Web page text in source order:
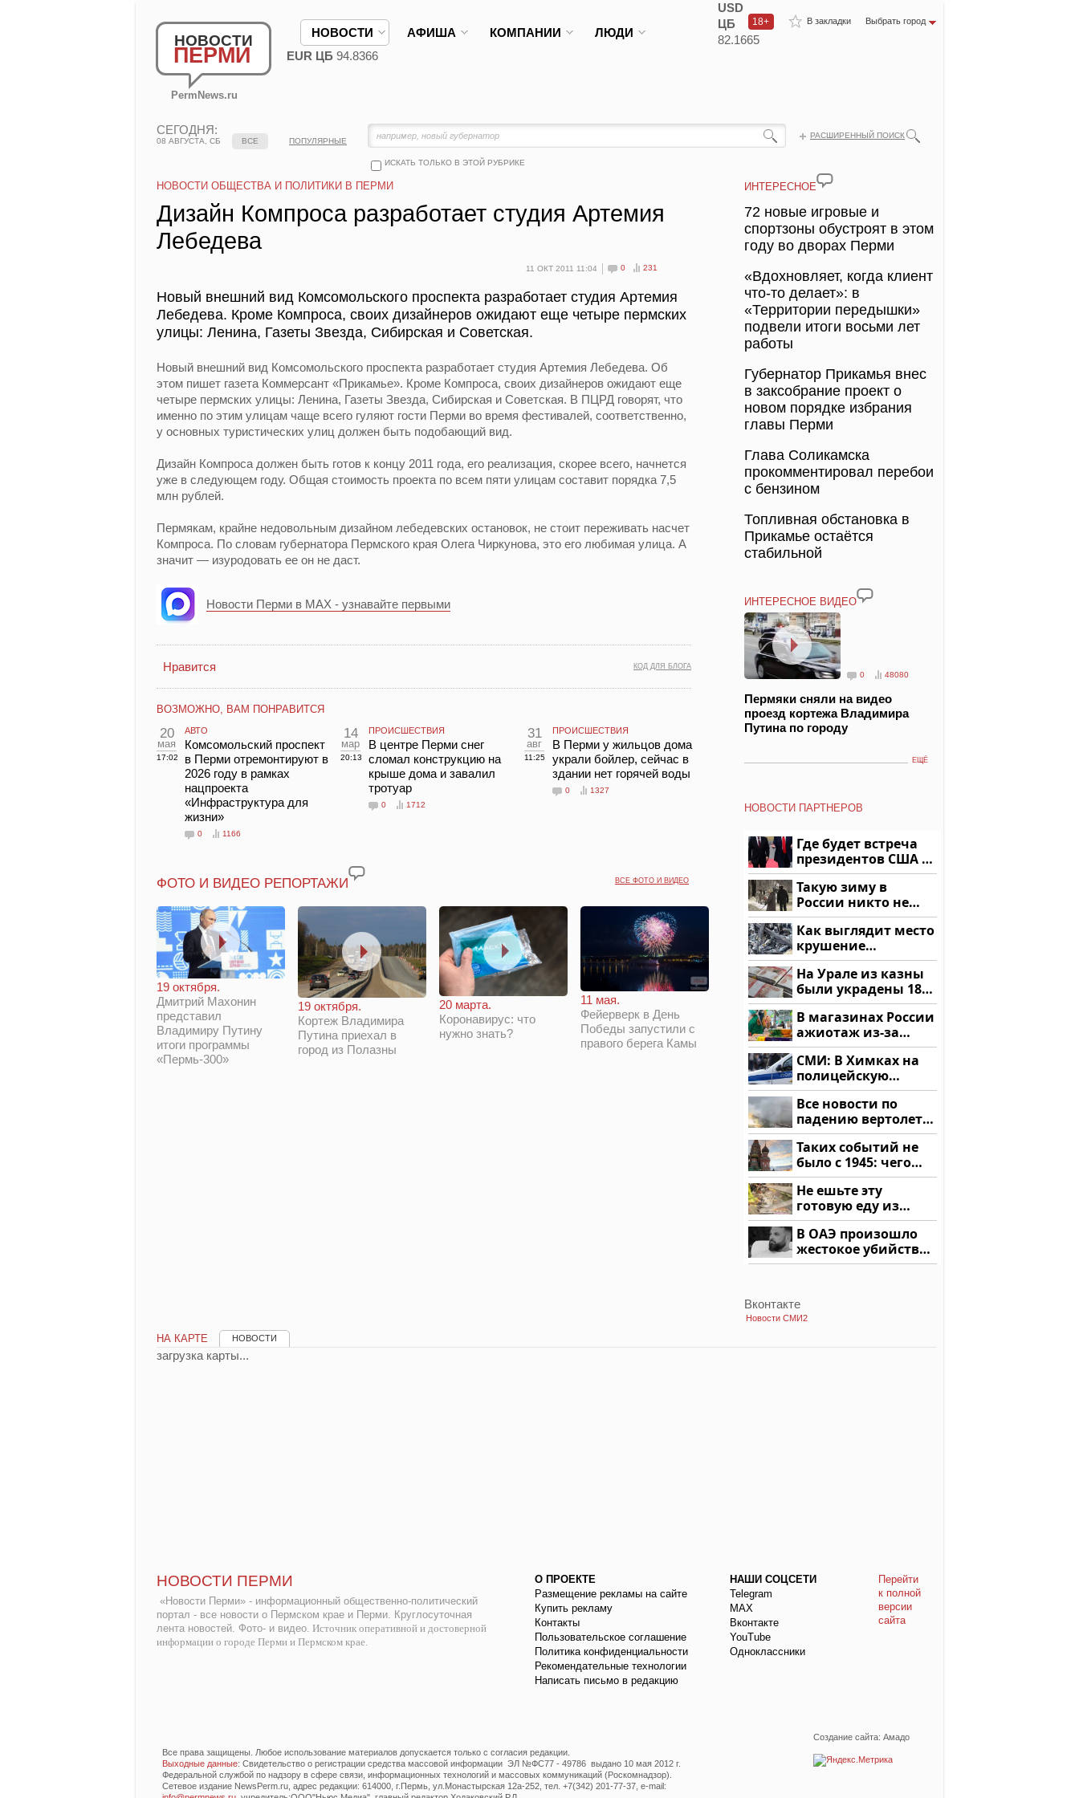
НОВОСТИ
ПЕРМИ
PermNews.ru
В закладки Выбрать город
18+
НОВОСТИ АФИША КОМПАНИИ ЛЮДИ
USD
ЦБ
82.1665
EUR ЦБ 94.8366
СЕГОДНЯ:
08 АВГУСТА, СБ
РАСШИРЕННЫЙ ПОИСК
ИСКАТЬ ТОЛЬКО В ЭТОЙ РУБРИКЕ
ВСЕ ПОПУЛЯРНЫЕ
НОВОСТИ ОБЩЕСТВА И ПОЛИТИКИ В ПЕРМИ
Дизайн Компроса разработает студия Артемия
Лебедева
11 ОКТ 2011 11:04 0 231
Новый внешний вид Комсомольского проспекта разработает студия Артемия
Лебедева. Кроме Компроса, своих дизайнеров ожидают еще четыре пермских
улицы: Ленина, Газеты Звезда, Сибирская и Советская.
Новый внешний вид Комсомольского проспекта разработает студия Артемия Лебедева. Об
этом пишет газета Коммерсант «Прикамье». Кроме Компроса, своих дизайнеров ожидают еще
четыре пермских улицы: Ленина, Газеты Звезда, Сибирская и Советская. В ПЦРД говорят, что
именно по этим улицам чаще всего гуляют гости Перми во время фестивалей, соответственно,
у основных туристических улиц должен быть подобающий вид.
Дизайн Компроса должен быть готов к концу 2011 года, его реализация, скорее всего, начнется
уже в следующем году. Общая стоимость проекта по всем пяти улицам составит порядка 7,5
млн рублей.
Пермякам, крайне недовольным дизайном лебедевских остановок, не стоит переживать насчет
Компроса. По словам губернатора Пермского края Олега Чиркунова, это его любимая улица. А
значит — изуродовать ее он не даст.
Новости Перми в MAX - узнавайте первыми
КОД ДЛЯ БЛОГА
Нравится
ВОЗМОЖНО, ВАМ ПОНРАВИТСЯ
20
мая
17:02
АВТО
Комсомольский проспект
в Перми отремонтируют в
2026 году в рамках
нацпроекта
«Инфраструктура для
жизни»
0 1166
14
мар
20:13
ПРОИСШЕСТВИЯ
В центре Перми снег
сломал конструкцию на
крыше дома и завалил
тротуар
0 1712
31
авг
11:25
ПРОИСШЕСТВИЯ
В Перми у жильцов дома
украли бойлер, сейчас в
здании нет горячей воды
0 1327
ВСЕ ФОТО И ВИДЕО
ФОТО И ВИДЕО РЕПОРТАЖИ
19 октября.
Дмитрий Махонин
представил
Владимиру Путину
итоги программы
«Пермь-300»
19 октября.
Кортеж Владимира
Путина приехал в
город из Полазны
20 марта.
Коронавирус: что
нужно знать?
11 мая.
Фейерверк в День
Победы запустили с
правого берега Камы
ИНТЕРЕСНОЕ
72 новые игровые и
спортзоны обустроят в этом
году во дворах Перми
«Вдохновляет, когда клиент
что-то делает»: в
«Территории передышки»
подвели итоги восьми лет
работы
Губернатор Прикамья внес
в заксобрание проект о
новом порядке избрания
главы Перми
Глава Соликамска
прокомментировал перебои
с бензином
Топливная обстановка в
Прикамье остаётся
стабильной
ИНТЕРЕСНОЕ ВИДЕО
0 48080
Пермяки сняли на видео
проезд кортежа Владимира
Путина по городу
ЕЩЁ
НОВОСТИ ПАРТНЕРОВ
Где будет встреча
президентов США и
России: Европа?
Такую зиму в
России никто не
ждал: как так?!
Как выглядит место
крушение
вертолета на
Кавказе: смотреть
На Урале из казны
были украдены 18
миллионов рублей
В магазинах России
ажиотаж из-за
этого продукта: что
купить?
СМИ: В Химках на
полицейскую
машину напали и
подожгли.
Все новости по
падению вертолета
на Кавказе: читать
здесь
Таких событий не
было с 1945: чего
ждать всем нам?
Не ешьте эту
готовую еду из
магазина: список
В ОАЭ произошло
жестокое убийство
криптомиллионера
Вконтакте
Новости СМИ2
НА КАРТЕ НОВОСТИ
загрузка карты...
НОВОСТИ ПЕРМИ
«Новости Перми» - информационный общественно-политический
портал - все новости о Пермском крае и Перми. Круглосуточная
лента новостей. Фото- и видео. Источник оперативной и достоверной
информации о городе Перми и Пермском крае.
О ПРОЕКТЕ
Размещение рекламы на сайте
Купить рекламу
Контакты
Пользовательское соглашение
Политика конфиденциальности
Рекомендательные технологии
Написать письмо в редакцию
НАШИ СОЦСЕТИ
Telegram
МАХ
Вконтакте
YouTube
Одноклассники
Перейти
к полной
версии
сайта
Создание сайта: Амадо
Все права защищены. Любое использование материалов допускается только с согласия редакции.
Выходные данные: Свидетельство о регистрации средства массовой информации ЭЛ №ФС77 - 49786 выдано 10 мая 2012 г.
Федеральной службой по надзору в сфере связи, информационных технологий и массовых коммуникаций (Роскомнадзор).
Сетевое издание NewsPerm.ru, адрес редакции: 614000, г.Пермь, ул.Монастырская 12а-252, тел. +7(342) 201-77-37, e-mail: